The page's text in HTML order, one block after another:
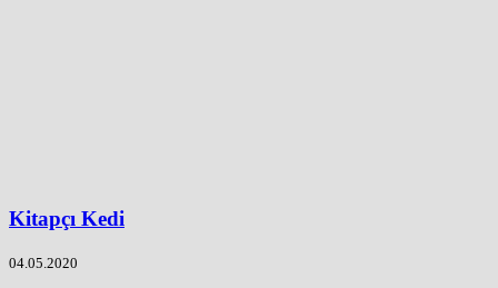
Kitapçı Kedi
04.05.2020